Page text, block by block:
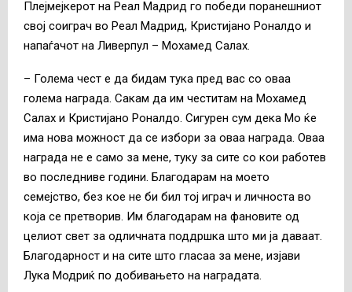
Плејмејкерот на Реал Мадрид го победи поранешниот
свој соиграч во Реал Мадрид, Кристијано Роналдо и
напаѓачот на Ливерпул – Мохамед Салах.
– Голема чест е да бидам тука пред вас со оваа
голема награда. Сакам да им честитам на Мохамед
Салах и Кристијано Роналдо. Сигурен сум дека Мо ќе
има нова можност да се избори за оваа награда. Оваа
награда не е само за мене, туку за сите со кои работев
во последниве години. Благодарам на моето
семејство, без кое не би бил тој играч и личноста во
која се претворив. Им благодарам на фановите од
целиот свет за одличната поддршка што ми ја даваат.
Благодарност и на сите што гласаа за мене, изјави
Лука Модриќ по добивањето на наградата.